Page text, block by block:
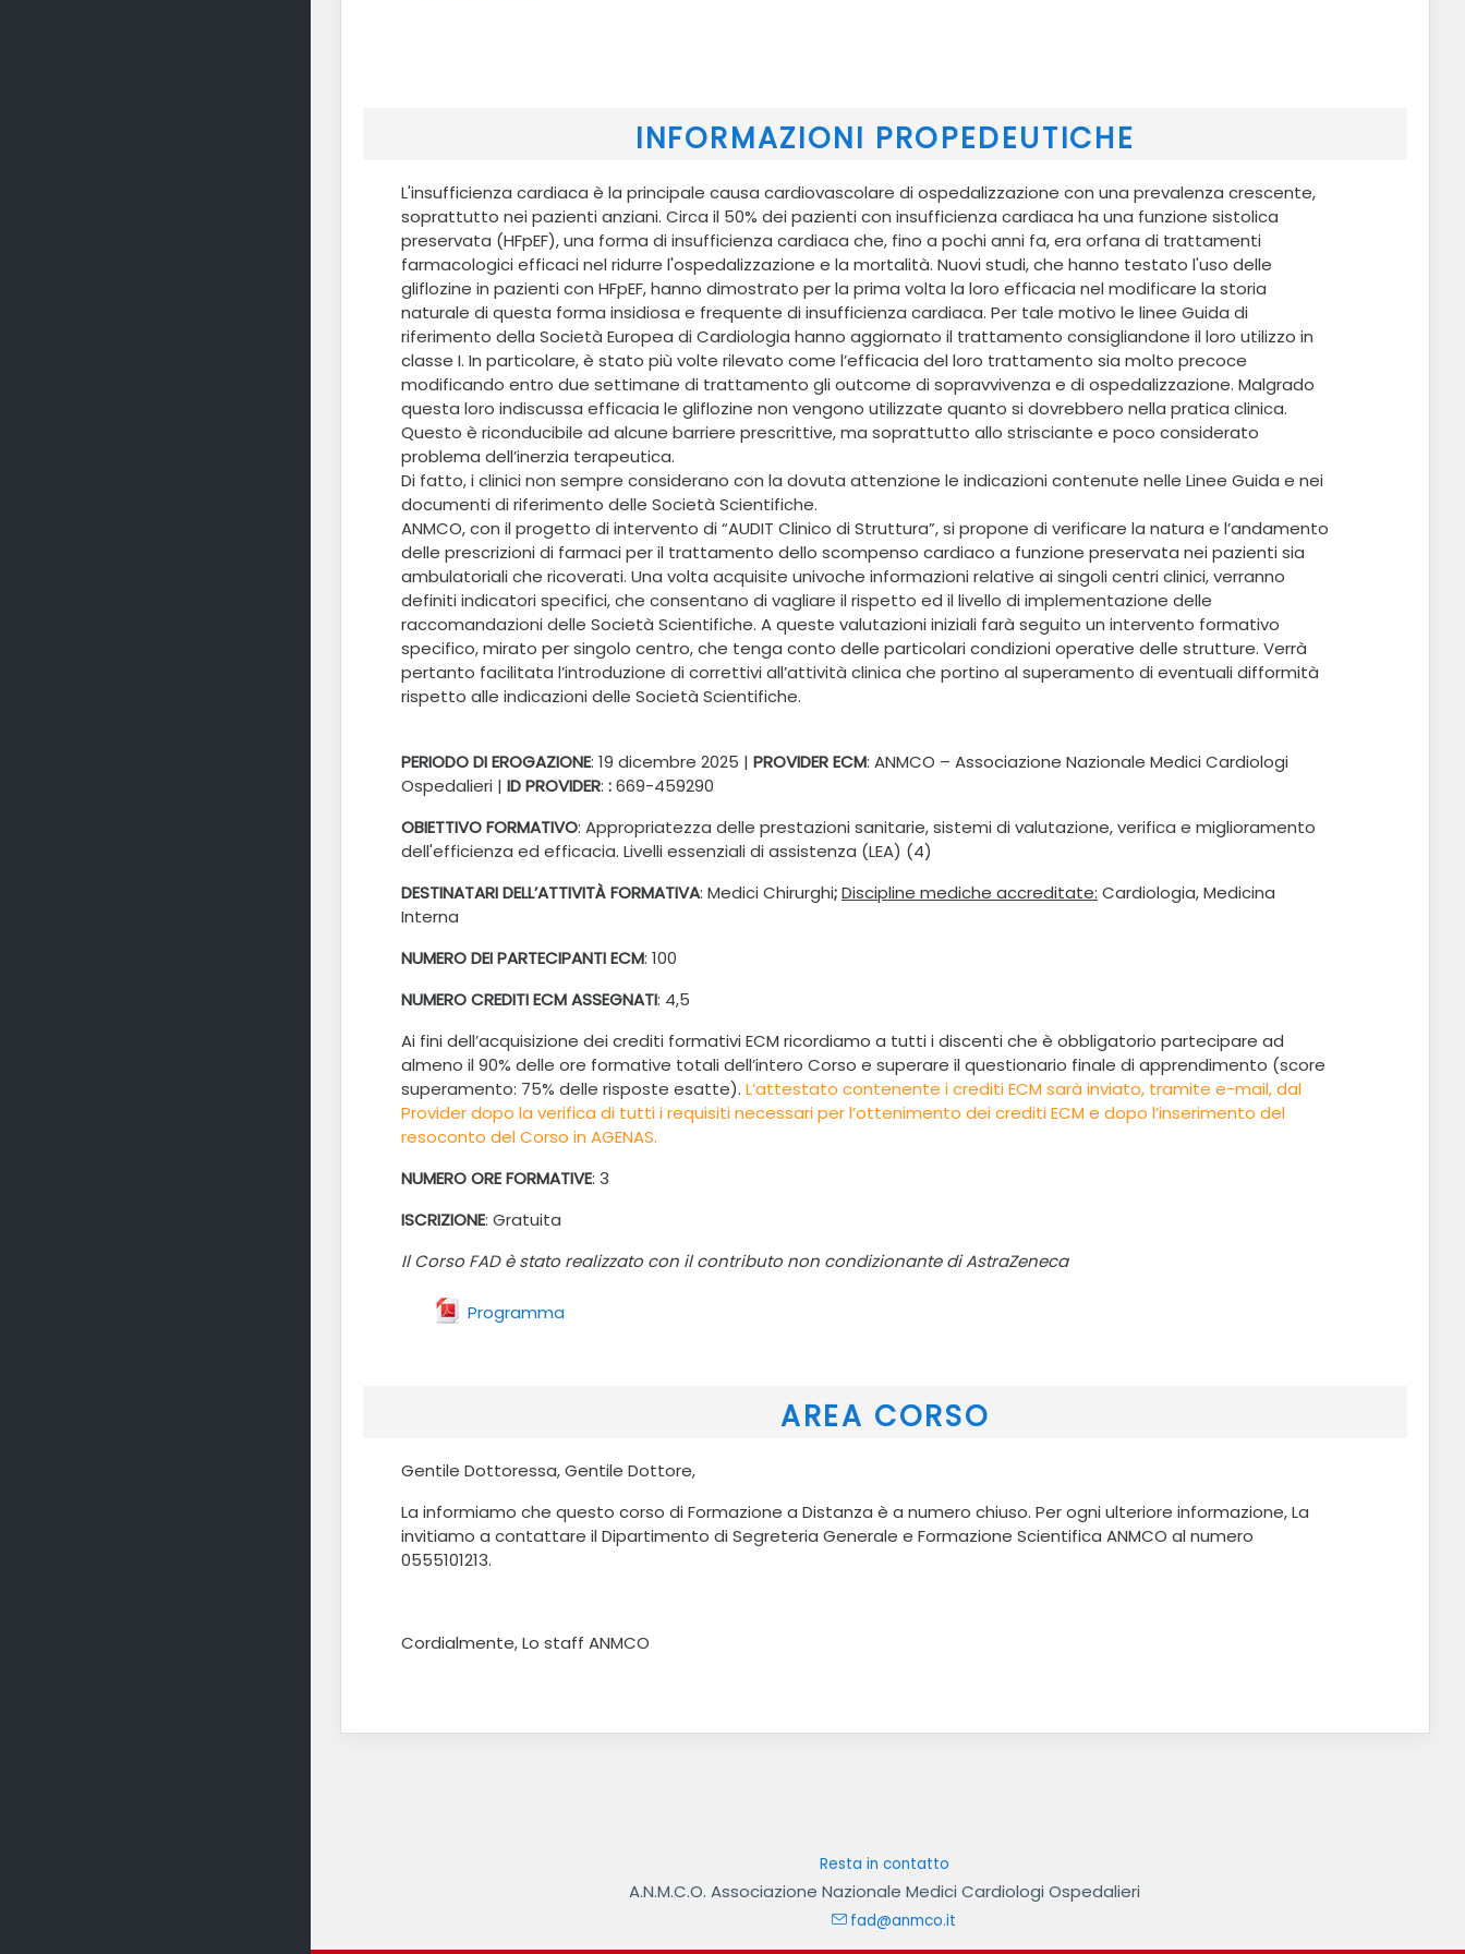
INFORMAZIONI PROPEDEUTICHE
L'insufficienza cardiaca è la principale causa cardiovascolare di ospedalizzazione con una prevalenza crescente,
soprattutto nei pazienti anziani. Circa il 50% dei pazienti con insufficienza cardiaca ha una funzione sistolica
preservata (HFpEF), una forma di insufficienza cardiaca che, fino a pochi anni fa, era orfana di trattamenti
farmacologici efficaci nel ridurre l'ospedalizzazione e la mortalità. Nuovi studi, che hanno testato l'uso delle
gliflozine in pazienti con HFpEF, hanno dimostrato per la prima volta la loro efficacia nel modificare la storia
naturale di questa forma insidiosa e frequente di insufficienza cardiaca. Per tale motivo le linee Guida di
riferimento della Società Europea di Cardiologia hanno aggiornato il trattamento consigliandone il loro utilizzo in
classe I. In particolare, è stato più volte rilevato come l’efficacia del loro trattamento sia molto precoce
modificando entro due settimane di trattamento gli outcome di sopravvivenza e di ospedalizzazione. Malgrado
questa loro indiscussa efficacia le gliflozine non vengono utilizzate quanto si dovrebbero nella pratica clinica.
Questo è riconducibile ad alcune barriere prescrittive, ma soprattutto allo strisciante e poco considerato
problema dell’inerzia terapeutica.
Di fatto, i clinici non sempre considerano con la dovuta attenzione le indicazioni contenute nelle Linee Guida e nei
documenti di riferimento delle Società Scientifiche.
ANMCO, con il progetto di intervento di “AUDIT Clinico di Struttura”, si propone di verificare la natura e l’andamento
delle prescrizioni di farmaci per il trattamento dello scompenso cardiaco a funzione preservata nei pazienti sia
ambulatoriali che ricoverati. Una volta acquisite univoche informazioni relative ai singoli centri clinici, verranno
definiti indicatori specifici, che consentano di vagliare il rispetto ed il livello di implementazione delle
raccomandazioni delle Società Scientifiche. A queste valutazioni iniziali farà seguito un intervento formativo
specifico, mirato per singolo centro, che tenga conto delle particolari condizioni operative delle strutture. Verrà
pertanto facilitata l’introduzione di correttivi all’attività clinica che portino al superamento di eventuali difformità
rispetto alle indicazioni delle Società Scientifiche.
PERIODO DI EROGAZIONE: 19 dicembre 2025 | PROVIDER ECM: ANMCO – Associazione Nazionale Medici Cardiologi
Ospedalieri | ID PROVIDER: :669-459290
OBIETTIVO FORMATIVO: Appropriatezza delle prestazioni sanitarie, sistemi di valutazione, verifica e miglioramento
dell'efficienza ed efficacia. Livelli essenziali di assistenza (LEA) (4)
DESTINATARI DELL’ATTIVITÀ FORMATIVA: Medici Chirurghi;Discipline mediche accreditate: Cardiologia, Medicina
Interna
NUMERO DEI PARTECIPANTI ECM: 100
NUMERO CREDITI ECM ASSEGNATI: 4,5
Ai fini dell’acquisizione dei crediti formativi ECM ricordiamo a tutti i discenti che è obbligatorio partecipare ad
almeno il 90% delle ore formative totali dell’intero Corso e superare il questionario finale di apprendimento (score
superamento: 75% delle risposte esatte). L’attestato contenente i crediti ECM sarà inviato, tramite e-mail, dal
Provider dopo la verifica di tutti i requisiti necessari per l’ottenimento dei crediti ECM e dopo l’inserimento del
resoconto del Corso in AGENAS.
NUMERO ORE FORMATIVE: 3
ISCRIZIONE: Gratuita
Il Corso FAD è stato realizzato con il contributo non condizionante di AstraZeneca
Programma
File
AREA CORSO
Gentile Dottoressa, Gentile Dottore,
La informiamo che questo corso di Formazione a Distanza è a numero chiuso. Per ogni ulteriore informazione, La
invitiamo a contattare il Dipartimento di Segreteria Generale e Formazione Scientifica ANMCO al numero
0555101213.
Cordialmente, Lo staff ANMCO
Resta in contatto
A.N.M.C.O. Associazione Nazionale Medici Cardiologi Ospedalieri
fad@anmco.it